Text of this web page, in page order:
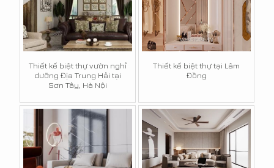
Thiết kế biệt thự vườn nghỉ
dưỡng Địa Trung Hải tại
Sơn Tây, Hà Nội
Thiết kế biệt thự tại Lâm
Đồng